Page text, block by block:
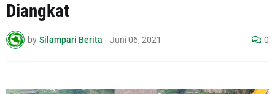
Diangkat
by Silampari Berita - Juni 06, 2021 0